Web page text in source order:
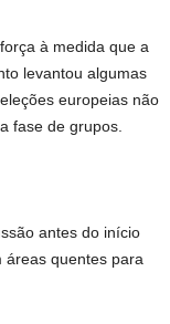
à medida que a
levantou algumas
europeias não
fase de grupos.
antes do início
áreas quentes para